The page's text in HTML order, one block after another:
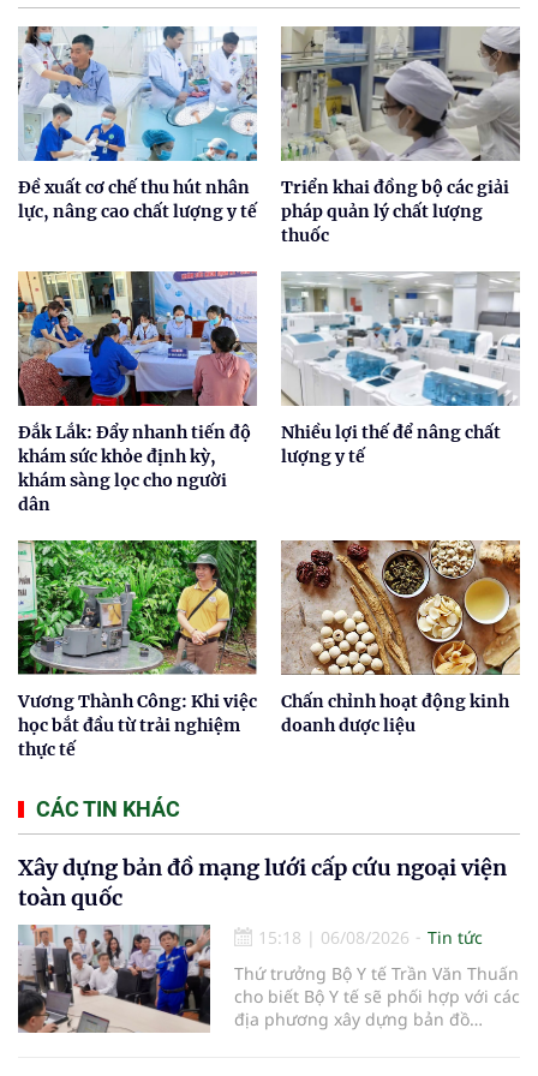
Đề xuất cơ chế thu hút nhân
lực, nâng cao chất lượng y tế
Triển khai đồng bộ các giải
pháp quản lý chất lượng
thuốc
Đắk Lắk: Đẩy nhanh tiến độ
khám sức khỏe định kỳ,
khám sàng lọc cho người
dân
Nhiều lợi thế để nâng chất
lượng y tế
Vương Thành Công: Khi việc
học bắt đầu từ trải nghiệm
thực tế
Chấn chỉnh hoạt động kinh
doanh dược liệu
CÁC TIN KHÁC
Xây dựng bản đồ mạng lưới cấp cứu ngoại viện
toàn quốc
15:18 | 06/08/2026
Tin tức
Thứ trưởng Bộ Y tế Trần Văn Thuấn
cho biết Bộ Y tế sẽ phối hợp với các
địa phương xây dựng bản đồ